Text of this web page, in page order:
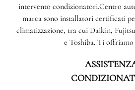
intervento condizionatori.Centro
marca sono installatori certificati
climatizzazione, tra cui Daikin,
e Toshiba. Ti